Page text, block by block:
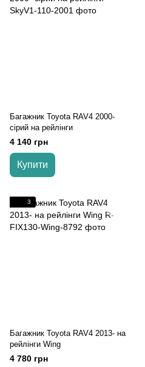
Багажник Toyota RAV4 2000-
cірий на рейлінги
4 140 грн
Купити
3
Багажник Toyota RAV4 2013- на
рейлінги Wing
4 780 грн